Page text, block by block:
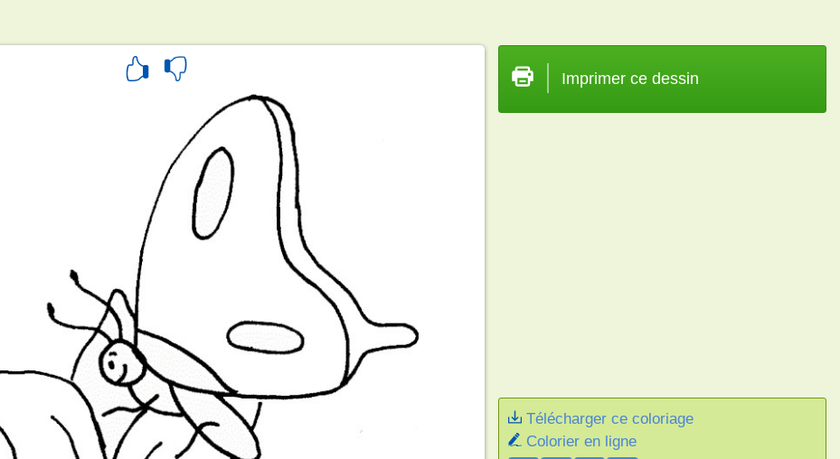
Imprimer ce dessin
Télécharger ce coloriage
Colorier en ligne